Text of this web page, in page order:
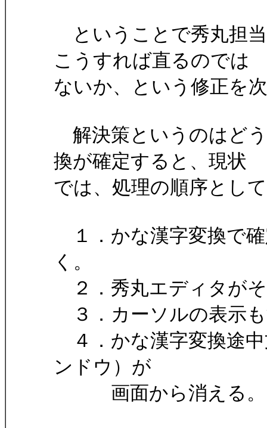
ということで秀丸担
こうすれば直るのでは
ないか、という修正を
解決策というのはど
換が確定すると、現状
では、処理の順序とし
１．かな漢字変換で
く。
２．秀丸エディタが
３．カーソルの表示
４．かな漢字変換途
ンドウ）が
画面から消える。